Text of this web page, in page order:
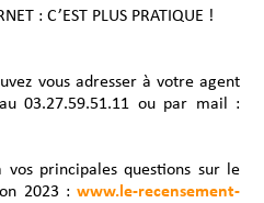
: C’EST PLUS PRATIQUE !
vous adresser à votre agent
03.27.59.51.11 ou par mail :
vos principales questions sur le
2023 :www.le-recensement-